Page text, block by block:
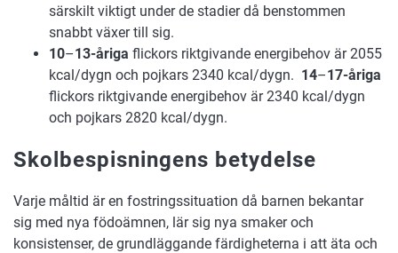
särskilt viktigt under de stadier då benstommen
snabbt växer till sig.
10–13-åriga flickors riktgivande energibehov är 2055
kcal/dygn och pojkars 2340 kcal/dygn. 14–17-åriga
flickors riktgivande energibehov är 2340 kcal/dygn
och pojkars 2820 kcal/dygn.
Skolbespisningens betydelse
Varje måltid är en fostringssituation då barnen bekantar
sig med nya födoämnen, lär sig nya smaker och
konsistenser, de grundläggande färdigheterna i att äta och